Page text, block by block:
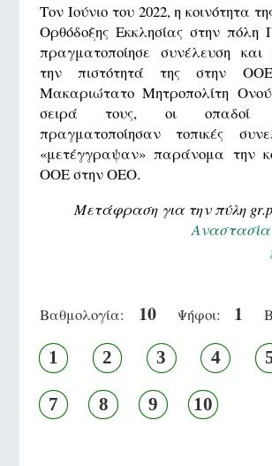
Τον Ιούνιο του 2022, η κοινότητα
Ορθόδοξης Εκκλησίας στην πόλη
πραγματοποίησε συνέλευση και
την πιστότητά της στην
Μακαριώτατο Μητροπολίτη
σειρά τους, οι
πραγματοποίησαν τοπικές
«μετέγγραψαν» παράνομα την
ΟΟΕ στην ΟΕΟ.
Μετάφραση για την πύλη
Βαθμολογία: 10 Ψήφοι: 1
1 2 3 4
7 8 9 10